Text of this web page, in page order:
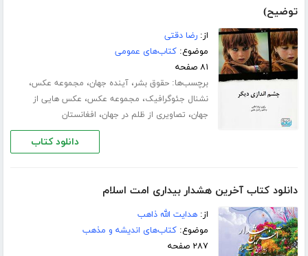
توضیح)
از:رضا دقتی
موضوع:کتاب‌های عمومی
۸۱ صفحه
برچسب‌ها:حقوق بشر،آینده جهان، مجموعه عکس،
نشنال جئوگرافیک، مجموعه عکس، عکس هایی از
جهان، تصاویری از ظلم در جهان، افغانستان
دانلود کتاب
دانلود کتاب آخرین هشدار بیداری امت اسلام
از:هدایت الله ذاهب
موضوع:کتاب‌های اندیشه و مذهب
۲۸۷ صفحه